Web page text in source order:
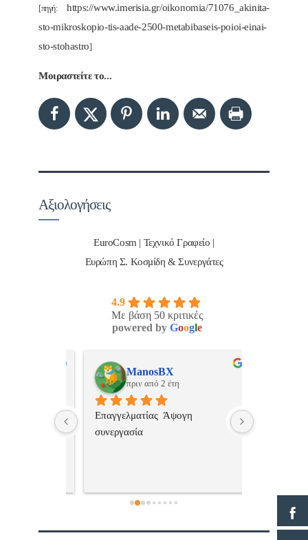
[πηγή:https://www.imerisia.gr/oikonomia/71076_akinita-
sto-mikroskopio-tis-aade-2500-metabibaseis-poioi-einai-
sto-stohastro]
Μοιραστείτε το...
Αξιολογήσεις
EuroCosm | Τεχνικό Γραφείο |
Ευρώπη Σ. Κοσμίδη & Συνεργάτες
4.9
Με βάση 50 κριτικές
powered by Google
ManosBX
πριν από 2 έτη
Επαγγελματίας  Άψογη
συνεργασία